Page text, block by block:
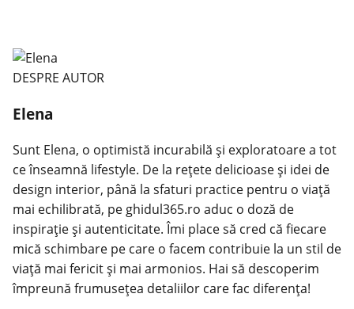
DESPRE AUTOR
Elena
Sunt Elena, o optimistă incurabilă și exploratoare a tot
ce înseamnă lifestyle. De la rețete delicioase și idei de
design interior, până la sfaturi practice pentru o viață
mai echilibrată, pe ghidul365.ro aduc o doză de
inspirație și autenticitate. Îmi place să cred că fiecare
mică schimbare pe care o facem contribuie la un stil de
viață mai fericit și mai armonios. Hai să descoperim
împreună frumusețea detaliilor care fac diferența!